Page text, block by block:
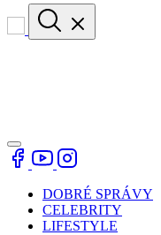
DOBRÉ SPRÁVY
CELEBRITY
LIFESTYLE